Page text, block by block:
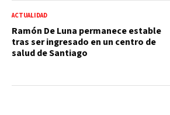
ACTUALIDAD
Ramón De Luna permanece estable
tras ser ingresado en un centro de
salud de Santiago